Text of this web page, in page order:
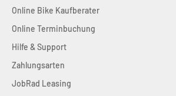
Online Bike Kaufberater
Online Terminbuchung
Hilfe & Support
Zahlungsarten
JobRad Leasing